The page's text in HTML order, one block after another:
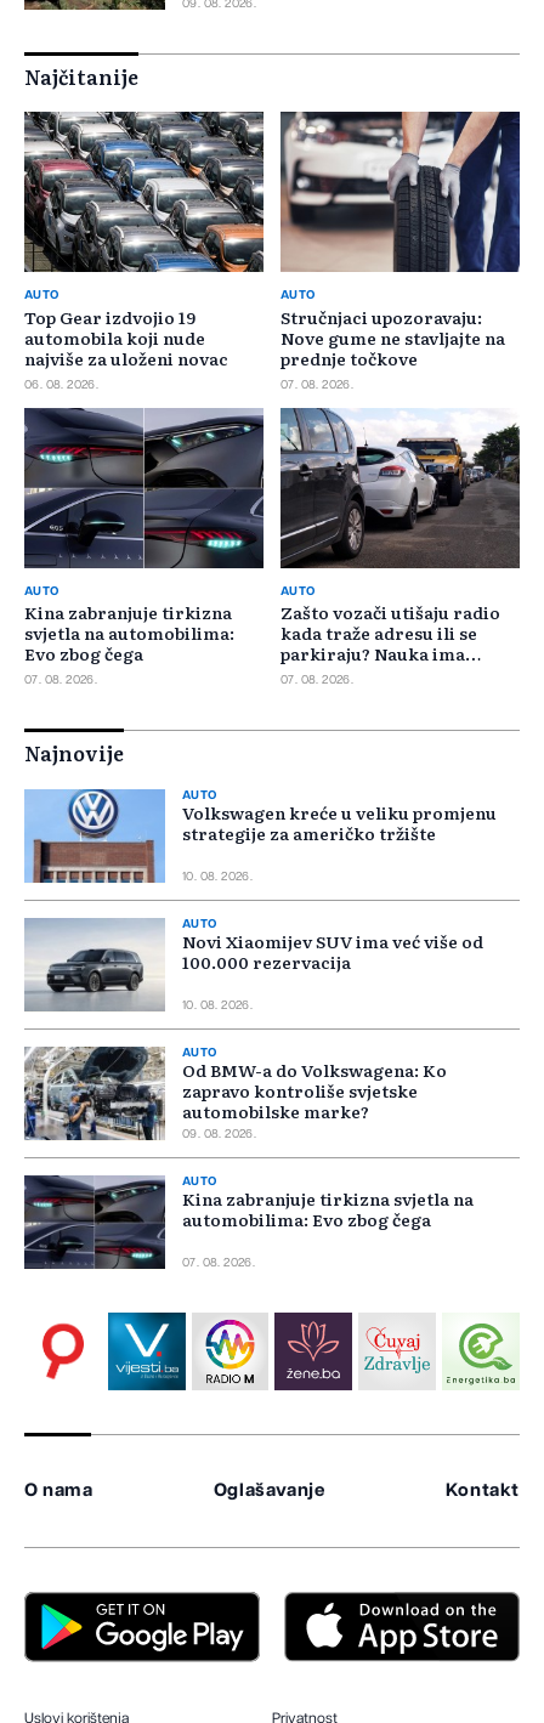
09. 08. 2026.
Najčitanije
AUTO
Top Gear izdvojio 19
automobila koji nude
najviše za uloženi novac
06. 08. 2026.
AUTO
Stručnjaci upozoravaju:
Nove gume ne stavljajte na
prednje točkove
07. 08. 2026.
AUTO
Kina zabranjuje tirkizna
svjetla na automobilima:
Evo zbog čega
07. 08. 2026.
AUTO
Zašto vozači utišaju radio
kada traže adresu ili se
parkiraju? Nauka ima
odgovor
07. 08. 2026.
Najnovije
AUTO
Volkswagen kreće u veliku promjenu
strategije za američko tržište
10. 08. 2026.
AUTO
Novi Xiaomijev SUV ima već više od
100.000 rezervacija
10. 08. 2026.
AUTO
Od BMW-a do Volkswagena: Ko
zapravo kontroliše svjetske
automobilske marke?
09. 08. 2026.
AUTO
Kina zabranjuje tirkizna svjetla na
automobilima: Evo zbog čega
07. 08. 2026.
O nama Oglašavanje Kontakt
Uslovi korištenja Privatnost